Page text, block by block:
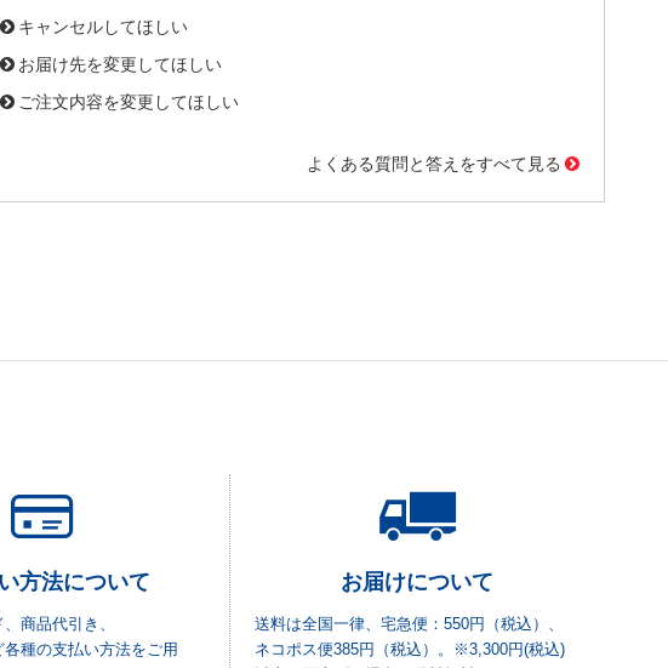
キャンセルしてほしい
お届け先を変更してほしい
ご注文内容を変更してほしい
よくある質問と答えをすべて見る
方法について
商品代引き、
種の支払い方法をご用
お届けについて
送料は全国一律、宅急便：550円（税込）、
ネコポス便385円（税込）。※3,300円(税込)